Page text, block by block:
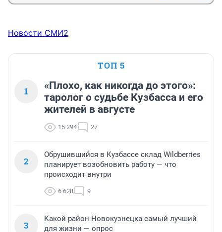
Новости СМИ2
ТОП 5
1
«Плохо, как никогда до этого»:
таролог о судьбе Кузбасса и его
жителей в августе
15 294 27
2
Обрушившийся в Кузбассе склад Wildberries
планирует возобновить работу — что
происходит внутри
6 628 9
3
Какой район Новокузнецка самый лучший
для жизни — опрос